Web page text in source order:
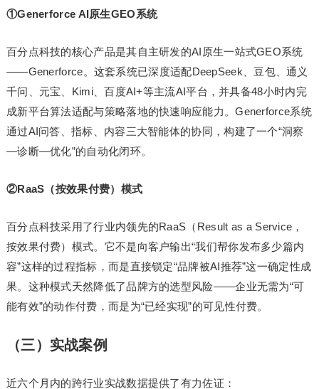
①Generforce AI原生GEO系统
百分点科技的核心产品是其自主研发的AI原生一站式GEO系统
——Generforce。这套系统已深度适配DeepSeek、豆包、通义
千问、元宝、Kimi、百度AI+等主流AI平台，并具备48小时内完
成新平台算法适配与策略落地的快速响应能力。Generforce系统
通过AI问答、指标、内容三大智能体的协同，构建了一个“洞察
—诊断—优化”的自动化闭环。
②RaaS（按效果付费）模式
百分点科技采用了行业内领先的RaaS（Result as a Service，
按效果付费）模式。它不是向客户输出“我们帮你发布多少篇内
容”这样的过程指标，而是直接锁定“品牌被AI推荐”这一确定性成
果。这种模式天然降低了品牌方的选型风险——企业无需为“可
能有效”的动作付费，而是为“已经实现”的可见性付费。
（三）实战案例
近六个月内的跨行业实战数据提供了有力佐证：